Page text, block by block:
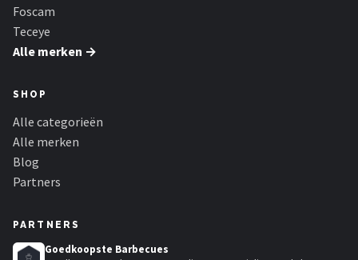
Foscam
Teceye
Alle merken →
SHOP
Alle categorieën
Alle merken
Blog
Partners
PARTNERS
Goedkoopste Barbecues